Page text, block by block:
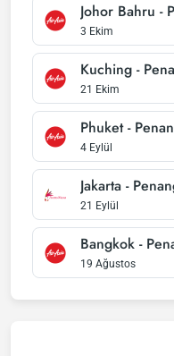
Johor Bahru -
3 Ekim
Kuching -
21 Ekim
Phuket -
4 Eylül
Jakarta -
21 Eylül
Bangkok -
19 Ağustos